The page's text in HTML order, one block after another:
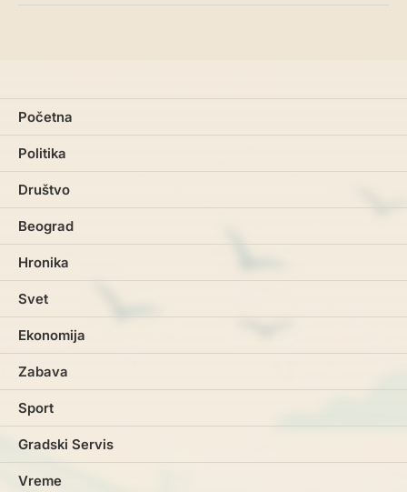
Početna
Politika
Društvo
Beograd
Hronika
Svet
Ekonomija
Zabava
Sport
Gradski Servis
Vreme